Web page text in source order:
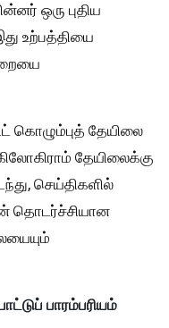
ஒரு புதிய
உற்பத்தியை
கொழும்புத் தேயிலை
தேயிலைக்கு
செய்திகளில்
தொடர்ச்சியான
பாரம்பரியம்